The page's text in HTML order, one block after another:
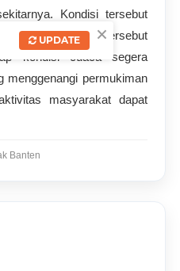
Kondisi tersebut
di kampung tersebut
kondisi cuaca segera
menggenangi permukiman
masyarakat dapat
Banten
×
UPDATE